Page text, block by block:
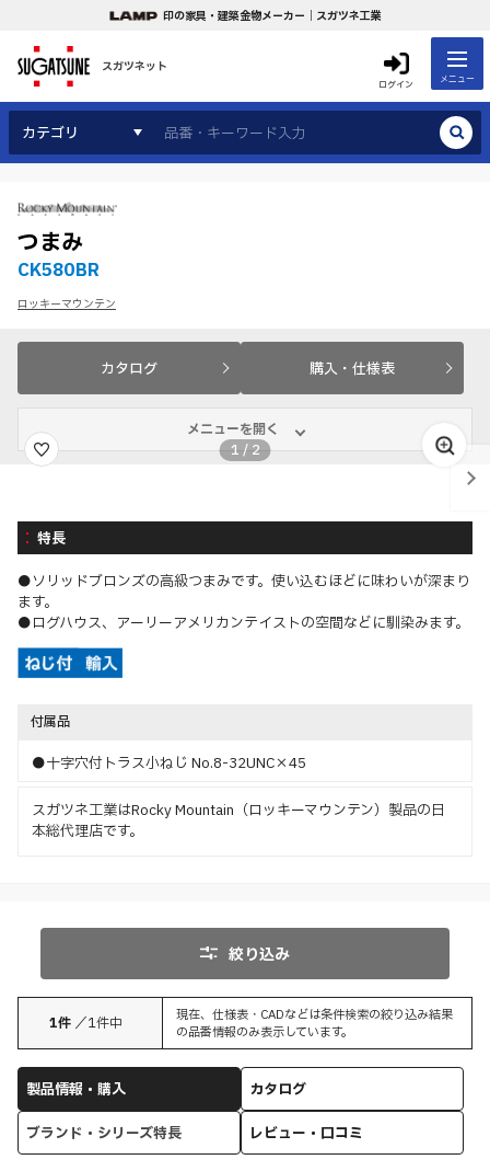
印の家具・建築金物メーカー｜スガツネ工業
スガツネット
ログイン メニュー
カテゴリ
つまみ
CK580BR
ロッキーマウンテン
カタログ 購入・仕様表
メニューを開く
1 / 2
特長
●ソリッドブロンズの高級つまみです。使い込むほどに味わいが深まり
ます。
●ログハウス、アーリーアメリカンテイストの空間などに馴染みます。
付属品
●十字穴付トラス小ねじ No.8-32UNC×45
スガツネ工業はRocky Mountain（ロッキーマウンテン）製品の日
本総代理店です。
絞り込み
1件 ／1件中
現在、仕様表・CADなどは条件検索の絞り込み結果
の品番情報のみ表示しています。
製品情報・購入
カタログ
ブランド・シリーズ特長
レビュー・口コミ